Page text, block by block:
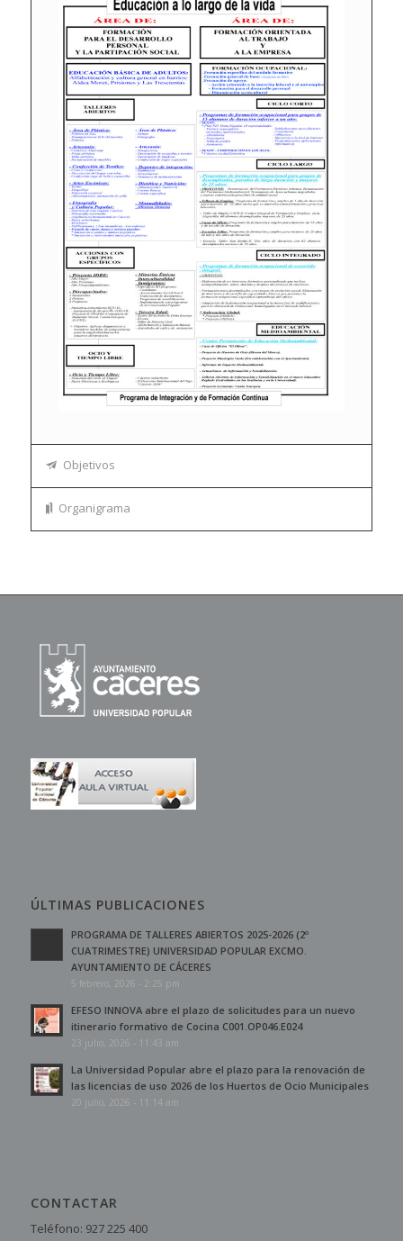
Objetivos
Organigrama
ÚLTIMAS PUBLICACIONES
PROGRAMA DE TALLERES ABIERTOS 2025-2026 (2º
CUATRIMESTRE) UNIVERSIDAD POPULAR EXCMO.
AYUNTAMIENTO DE CÁCERES
5 febrero, 2026 - 2:25 pm
EFESO INNOVA abre el plazo de solicitudes para un nuevo
itinerario formativo de Cocina C001.OP046.E024
23 julio, 2026 - 11:43 am
La Universidad Popular abre el plazo para la renovación de
las licencias de uso 2026 de los Huertos de Ocio Municipales
20 julio, 2026 - 11:14 am
CONTACTAR
Teléfono: 927 225 400